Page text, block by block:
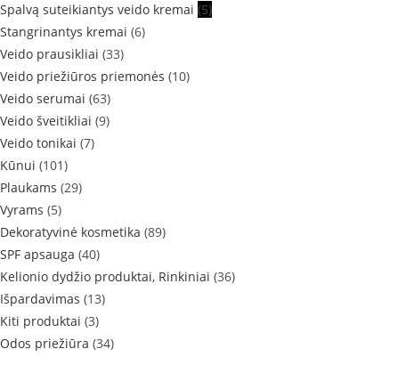
Spalvą suteikiantys veido kremai (5)
Stangrinantys kremai (6)
Veido prausikliai (33)
Veido priežiūros priemonės (10)
Veido serumai (63)
Veido šveitikliai (9)
Veido tonikai (7)
Kūnui (101)
Plaukams (29)
Vyrams (5)
Dekoratyvinė kosmetika (89)
SPF apsauga (40)
Kelionio dydžio produktai, Rinkiniai (36)
Išpardavimas (13)
Kiti produktai (3)
Odos priežiūra (34)